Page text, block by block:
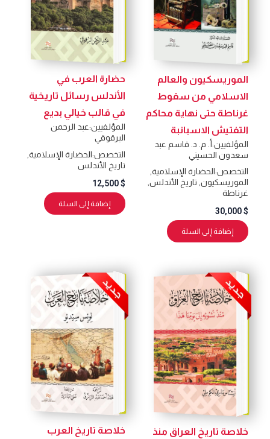
الموريسكيون والعالم
الاسلامي من سقوط
غرناطة حتى نهاية محاكم
التفتيش الاسبانبة
المؤلفيين:أ. م. د. قاسم عبد
سعدون الحسيني
التخصص:الحضارة الإسلامية,
الموريسكيون,تاريخ الأندلس,
غرناطة
30,000
إضافة إلى السلة
حضارة العرب في
الأندلس رسائل تاريخية
في قالب خيالي بديع
المؤلفيين:عبد الرحمن
البرقوقي
التخصص:الحضارة الإسلامية,
تاريخ الأندلس
12,500
إضافة إلى السلة
خلاصة تاريخ العراق منذ
خلاصة تاريخ العرب